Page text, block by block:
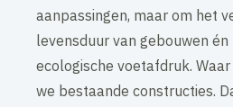
aanpassingen, maar om het
levensduur van gebouwen
ecologische voetafdruk.
we bestaande constructies.